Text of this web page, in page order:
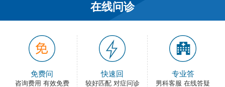
和平网友：
护士都很不错，服务好热情，看病很舒心。
在线问诊
免费问
咨询费用 有效免费
快速回
较好匹配 对症问诊
专业答
男科客服 在线答疑